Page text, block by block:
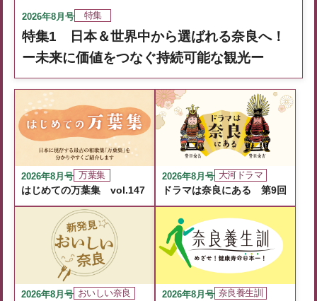
2026年8月号 特集
特集1 日本＆世界中から選ばれる奈良へ！
ー未来に価値をつなぐ持続可能な観光ー
2026年8月号 万葉集
はじめての万葉集 vol.147
2026年8月号 大河ドラマ
ドラマは奈良にある 第9回
2026年8月号 おいしい奈良 2026年8月号 奈良養生訓